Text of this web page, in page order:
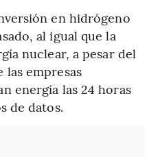
en hidrógeno
al igual que la
nuclear, a pesar del
empresas
energía las 24 horas
de datos.